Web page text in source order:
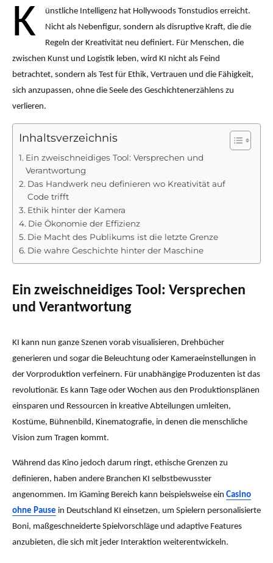
K
ünstliche Intelligenz hat Hollywoods Tonstudios erreicht.
Nicht als Nebenfigur, sondern als disruptive Kraft, die die
Regeln der Kreativität neu definiert. Für Menschen, die
zwischen Kunst und Logistik leben, wird KI nicht als Feind
betrachtet, sondern als Test für Ethik, Vertrauen und die Fähigkeit,
sich anzupassen, ohne die Seele des Geschichtenerzählens zu
verlieren.
Inhaltsverzeichnis
Ein zweischneidiges Tool: Versprechen und
Verantwortung
Das Handwerk neu definieren wo Kreativität auf
Code trifft
Ethik hinter der Kamera
Die Ökonomie der Effizienz
Die Macht des Publikums ist die letzte Grenze
Die wahre Geschichte hinter der Maschine
Ein zweischneidiges Tool: Versprechen
und Verantwortung
KI kann nun ganze Szenen vorab visualisieren, Drehbücher
generieren und sogar die Beleuchtung oder Kameraeinstellungen in
der Vorproduktion verfeinern. Für unabhängige Produzenten ist das
revolutionär. Es kann Tage oder Wochen aus den Produktionsplänen
einsparen und Ressourcen in kreative Abteilungen umleiten,
Kostüme, Bühnenbild, Kinematografie, in denen die menschliche
Vision zum Tragen kommt.
Während das Kino jedoch darum ringt, ethische Grenzen zu
definieren, haben andere Branchen KI selbstbewusster
angenommen. Im iGaming Bereich kann beispielsweise ein Casino
ohne Pause in Deutschland KI einsetzen, um Spielern personalisierte
Boni, maßgeschneiderte Spielvorschläge und adaptive Features
anzubieten, die sich mit jeder Interaktion weiterentwickeln.